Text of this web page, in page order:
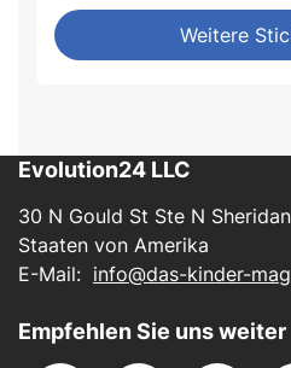
Weitere
Evolution24 LLC
30 N Gould St Ste N
Staaten von Amerika
E-Mail: info@das-kinder-
Empfehlen Sie uns weiter